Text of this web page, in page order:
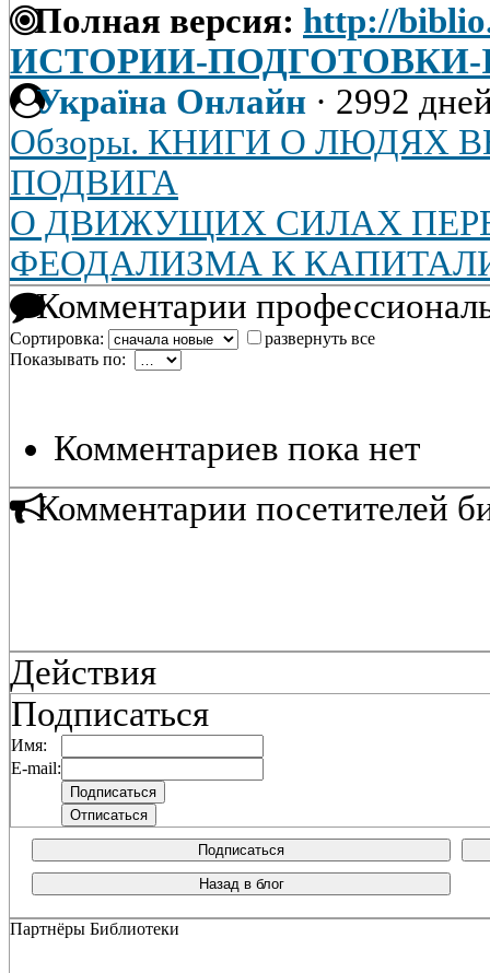
Полная версия: http://
ИСТОРИИ-
Україна Онлайн · 2992
Обзоры. КНИГИ О ЛЮДЯХ
ПОДВИГА
О ДВИЖУЩИХ СИЛАХ
ФЕОДАЛИЗМА К
Комментарии
Сортировка:
развернуть все
Показывать по:
Комментариев пока нет
Комментарии посетителей
Действия
Подписаться
Имя:
E-mail:
Подписаться
Назад в блог
Партнёры Библиотеки